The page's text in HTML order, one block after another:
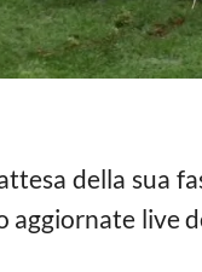
della sua
live